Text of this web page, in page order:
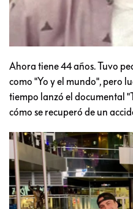
Ahora tiene 44 años. Tuvo
como "Yo y el mundo", pero
tiempo lanzó el documental
cómo se recuperó de un